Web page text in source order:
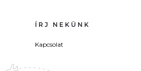
ÍRJ NEKÜNK
Kapcsolat